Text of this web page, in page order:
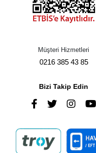
Müşteri Hizmetleri
0216 385 43 85
Bizi Takip Edin